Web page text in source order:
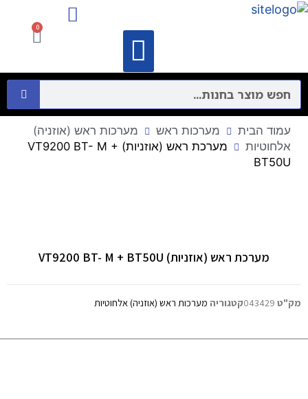
0
עמוד הבית מערכות ראש
מערכות ראש (אוזניה)
אלחוטיות
מערכת ראש (אוזניות) VT9200 BT- M +
BT50U
מערכת ראש (אוזניות) VT9200 BT- M + BT50U
מק"ט 043429קטגוריה מערכות ראש (אוזניה) אלחוטיות